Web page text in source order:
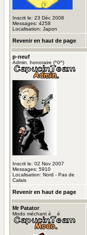
Inscrit le: 23 Déc 2008
Messages: 4258
Localisation: Japon
Revenir en haut de page
p-neuf
Admin. honoraire (^0^)
Inscrit le: 02 Nov 2007
Messages: 5910
Localisation: Nord - Pas de
Calais
Revenir en haut de page
Mr Patator
Modo méchant è__é